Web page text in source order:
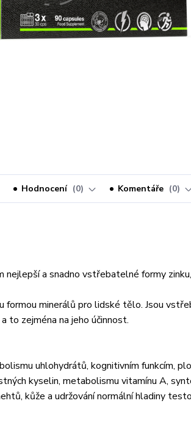
Hodnocení 0 Komentáře 0
a snadno vstřebatelné formy
minerálů pro lidské tělo. Jsou
to zejména na jeho účinnost.
uhlohydrátů, kognitivním funkcím,
kyselin, metabolismu vitamínu A,
kůže a udržování normální hladiny